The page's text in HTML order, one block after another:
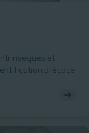
et
précoce